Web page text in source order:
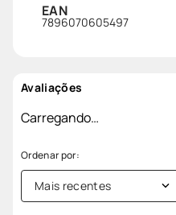
EAN
7896070605497
Avaliações
Carregando…
Mais recentes